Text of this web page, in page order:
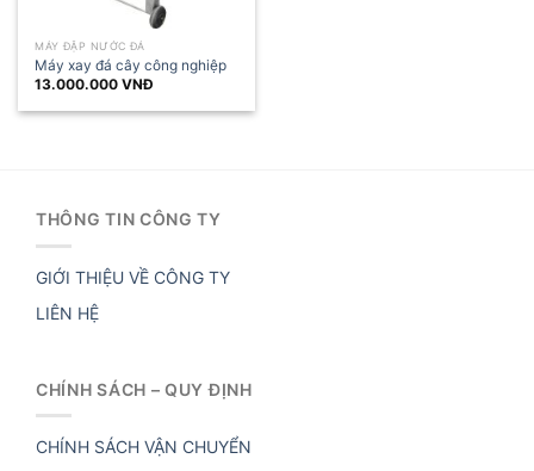
MÁY ĐẬP NƯỚC ĐÁ
Máy xay đá cây công nghiệp
13.000.000VNĐ
THÔNG TIN CÔNG TY
GIỚI THIỆU VỀ CÔNG TY
LIÊN HỆ
CHÍNH SÁCH – QUY ĐỊNH
CHÍNH SÁCH VẬN CHUYỂN